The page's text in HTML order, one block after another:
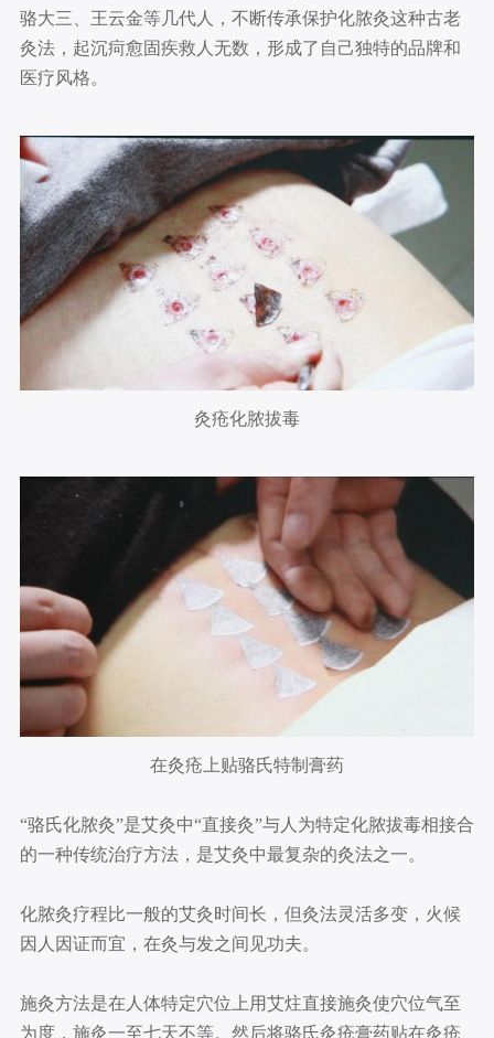
骆大三、王云金等几代人，不断传承保护化脓灸这种古老
灸法，起沉疴愈固疾救人无数，形成了自己独特的品牌和
医疗风格。
灸疮化脓拔毒
在灸疮上贴骆氏特制膏药
“骆氏化脓灸”是艾灸中“直接灸”与人为特定化脓拔毒相接合
的一种传统治疗方法，是艾灸中最复杂的灸法之一。
化脓灸疗程比一般的艾灸时间长，但灸法灵活多变，火候
因人因证而宜，在灸与发之间见功夫。
施灸方法是在人体特定穴位上用艾炷直接施灸使穴位气至
为度，施灸一至七天不等。然后将骆氏灸疮膏药贴在灸疮